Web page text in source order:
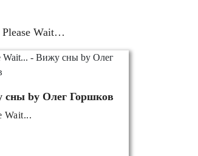
Please Wait…
сны by Олег Горшков
Wait...